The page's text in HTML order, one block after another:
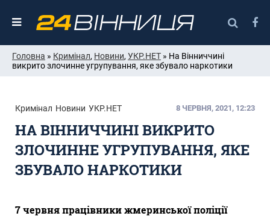
Головна » Кримінал, Новини, УКР.НЕТ » На Вінниччині
викрито злочинне угрупування, яке збувало наркотики
Кримінал Новини УКР.НЕТ 8 ЧЕРВНЯ, 2021, 12:23
НА ВІННИЧЧИНІ ВИКРИТО
ЗЛОЧИННЕ УГРУПУВАННЯ, ЯКЕ
ЗБУВАЛО НАРКОТИКИ
7 червня працівники жмеринської поліції